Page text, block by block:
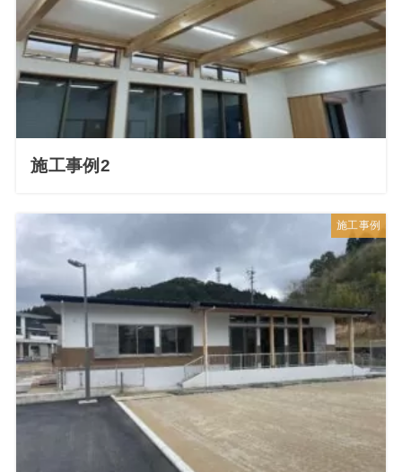
施工事例2
施工事例